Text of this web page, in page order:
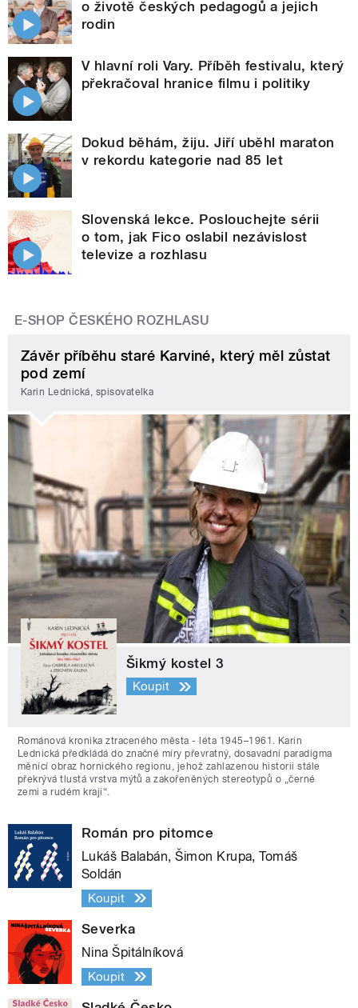
o životě českých pedagogů a jejich
rodin
V hlavní roli Vary. Příběh festivalu, který
překračoval hranice filmu i politiky
Dokud běhám, žiju. Jiří uběhl maraton
v rekordu kategorie nad 85 let
Slovenská lekce. Poslouchejte sérii
o tom, jak Fico oslabil nezávislost
televize a rozhlasu
E-SHOP ČESKÉHO ROZHLASU
Závěr příběhu staré Karviné, který měl zůstat
pod zemí
Karin Lednická, spisovatelka
Šikmý kostel 3
Koupit
Románová kronika ztraceného města - léta 1945–1961. Karin
Lednická předkládá do značné míry převratný, dosavadní paradigma
měnící obraz hornického regionu, jehož zahlazenou historii stále
překrývá tlustá vrstva mýtů a zakořeněných stereotypů o „černé
zemi a rudém kraji“.
Román pro pitomce
Lukáš Balabán, Šimon Krupa, Tomáš
Soldán
Koupit
Severka
Nina Špitálníková
Koupit